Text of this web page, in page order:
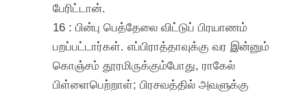
பேரிட்டான்.
16 : பின்பு பெத்தேலை விட்டுப் பிரயாணம்
பறப்பட்டார்கள். எப்பிராத்தாவுக்கு வர இன்னும்
கொஞ்சம் தூரமிருக்கும்போது, ராகேல்
பிள்ளைபெற்றாள்; பிரசவத்தில் அவளுக்கு